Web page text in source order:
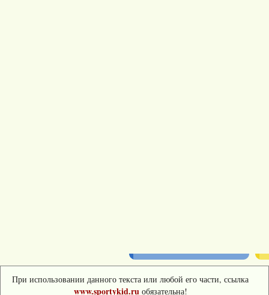
При использовании данного текста или любой его части, ссылка
www.sportykid.ruобязательна!